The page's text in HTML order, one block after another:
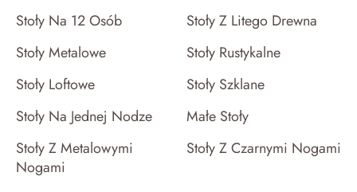
Stoły Na 12 Osób
Stoły Z Litego Drewna
Stoły Metalowe
Stoły Rustykalne
Stoły Loftowe
Stoły Szklane
Stoły Na Jednej Nodze
Małe Stoły
Stoły Z Metalowymi
Nogami
Stoły Z Czarnymi Nogami